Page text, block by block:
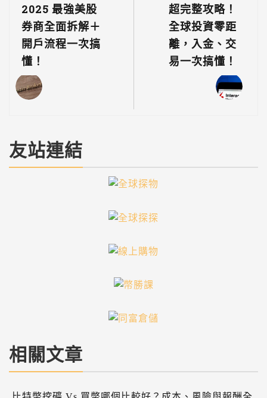
2025 最強美股
券商全面拆解＋
開戶流程一次搞
懂！
超完整攻略！
全球投資零距
離，入金、交
易一次搞懂！
友站連結
相關文章